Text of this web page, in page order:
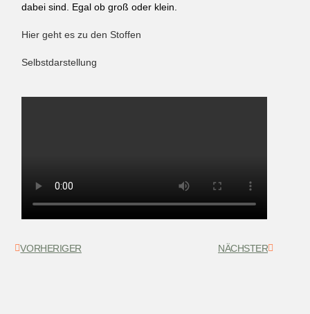
dabei sind. Egal ob groß oder klein.
Hier geht es zu den Stoffen
Selbstdarstellung
VORHERIGER NÄCHSTER